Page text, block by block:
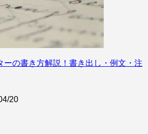
ーの書き方解説！書き出し・例文・注
20